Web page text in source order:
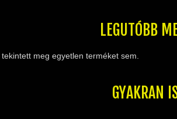
LEGUTÓBB
meg egyetlen terméket sem.
GYAKRAN